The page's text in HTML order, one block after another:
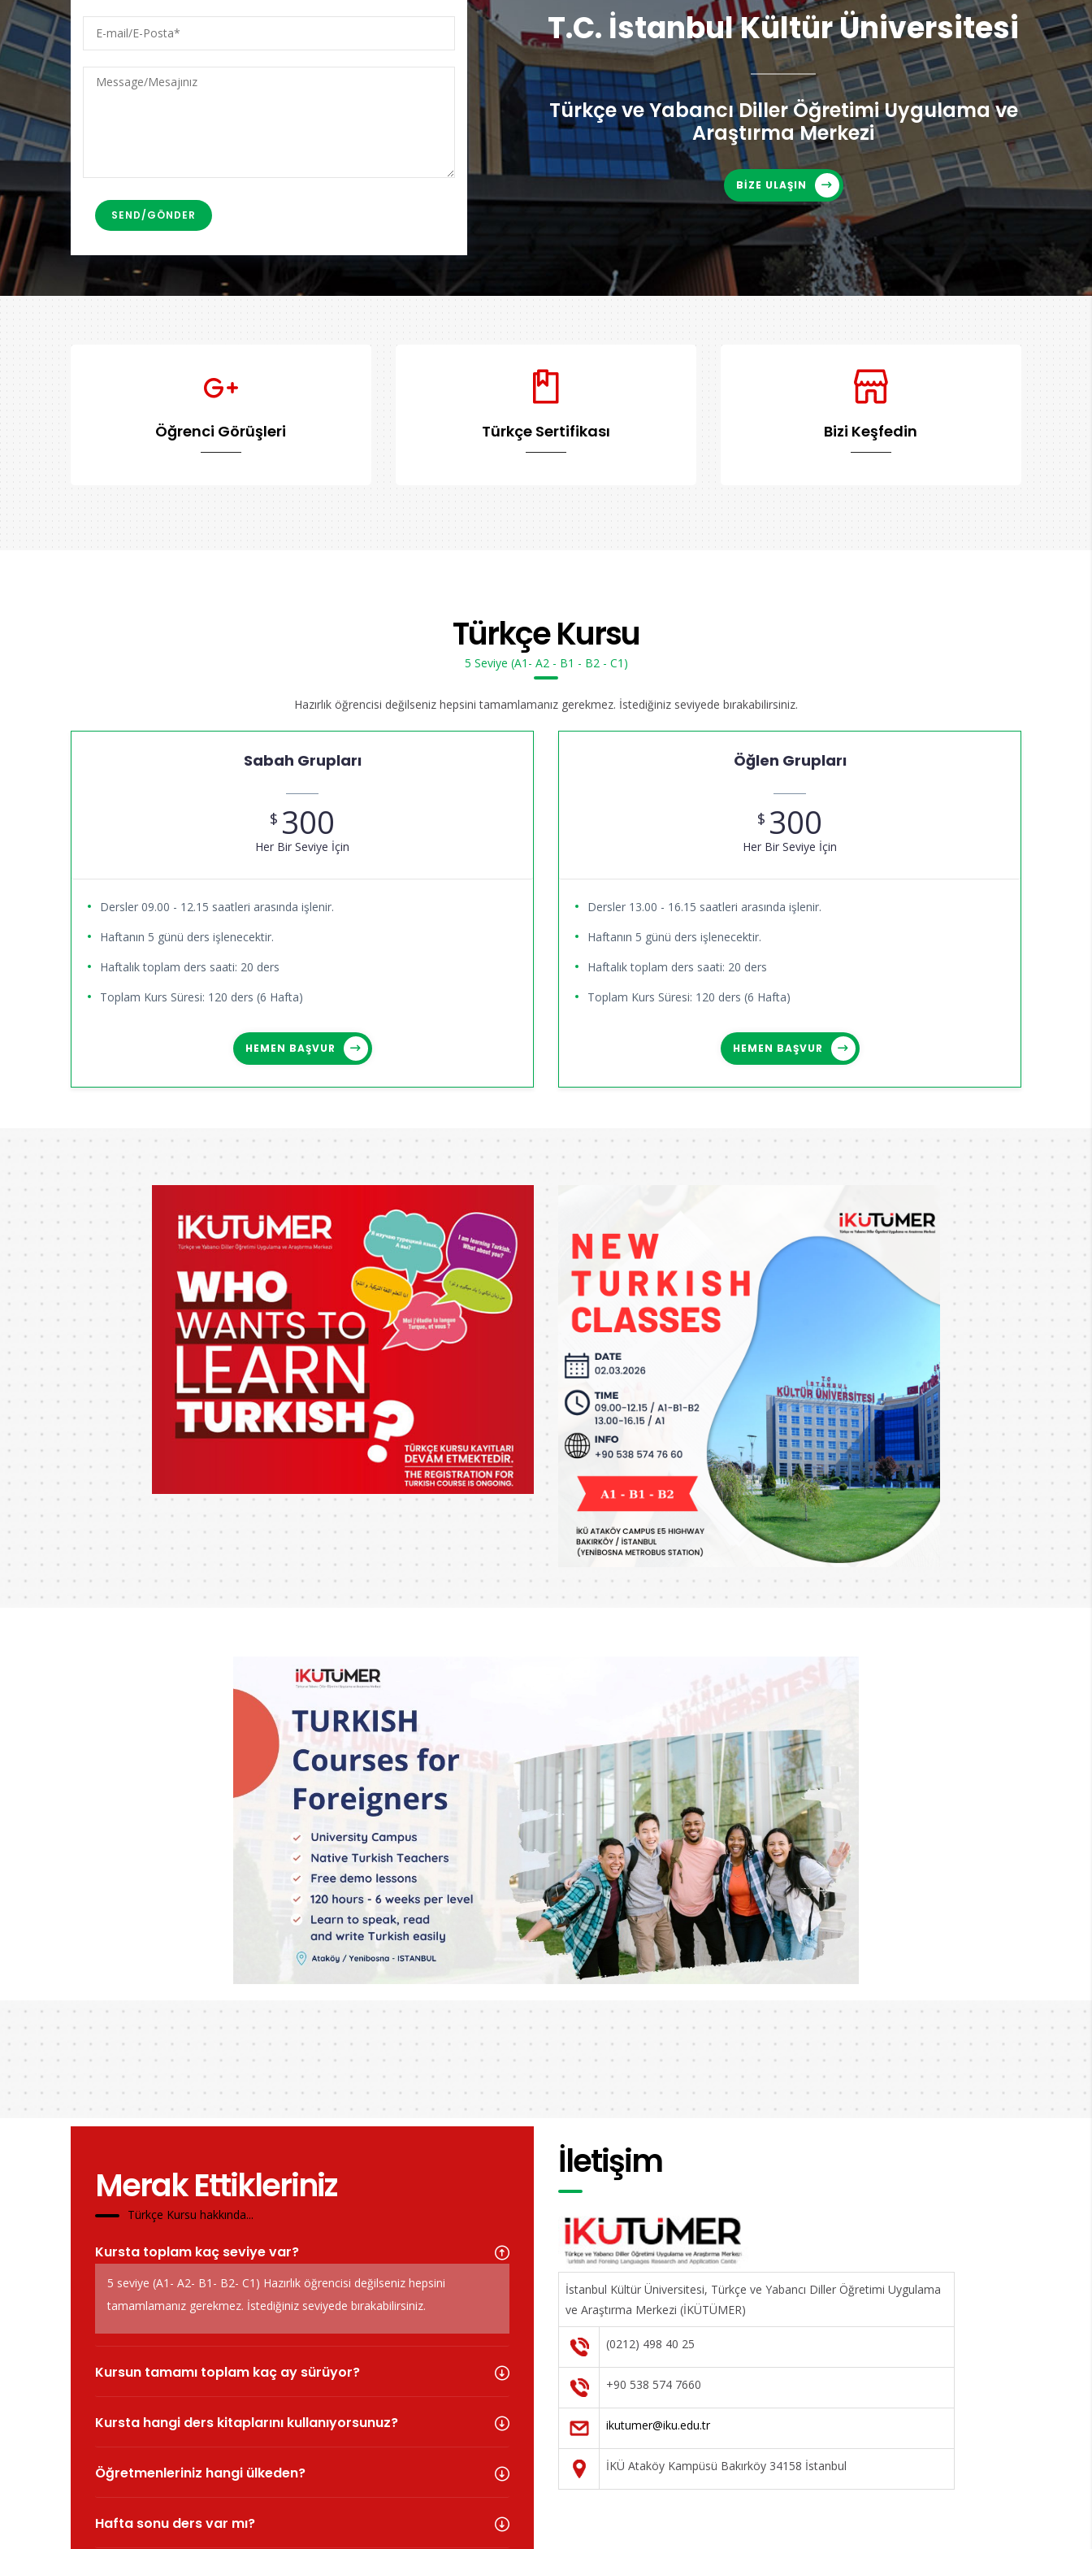
mail/E-
Posta
Message/Mesajınız
T.C. İstanbul Kültür Üniversitesi
Türkçe ve Yabancı Diller Öğretimi Uygulama ve
Araştırma Merkezi
BİZE ULAŞIN
Öğrenci Görüşleri Türkçe Sertifikası Bizi Keşfedin
Türkçe Kursu
5 Seviye (A1- A2 - B1 - B2 - C1)
Hazırlık öğrencisi değilseniz hepsini tamamlamanız gerekmez. İstediğiniz seviyede bırakabilirsiniz.
Sabah Grupları
$ 300
Her Bir Seviye İçin
Dersler 09.00 - 12.15 saatleri arasında işlenir.
Haftanın 5 günü ders işlenecektir.
Haftalık toplam ders saati: 20 ders
Toplam Kurs Süresi: 120 ders (6 Hafta)
HEMEN BAŞVUR
Öğlen Grupları
$ 300
Her Bir Seviye İçin
Dersler 13.00 - 16.15 saatleri arasında işlenir.
Haftanın 5 günü ders işlenecektir.
Haftalık toplam ders saati: 20 ders
Toplam Kurs Süresi: 120 ders (6 Hafta)
HEMEN BAŞVUR
Merak Ettikleriniz
Türkçe Kursu hakkında...
Kursta toplam kaç seviye var?
5 seviye (A1- A2- B1- B2- C1) Hazırlık öğrencisi değilseniz hepsini
tamamlamanız gerekmez. İstediğiniz seviyede bırakabilirsiniz.
Kursun tamamı toplam kaç ay sürüyor?
Kursta hangi ders kitaplarını kullanıyorsunuz?
Öğretmenleriniz hangi ülkeden?
Hafta sonu ders var mı?
İletişim
İstanbul Kültür Üniversitesi, Türkçe ve Yabancı Diller Öğretimi Uygulama
ve Araştırma Merkezi (İKÜTÜMER)
(0212) 498 40 25
+90 538 574 7660
ikutumer@iku.edu.tr
İKÜ Ataköy Kampüsü Bakırköy 34158 İstanbul